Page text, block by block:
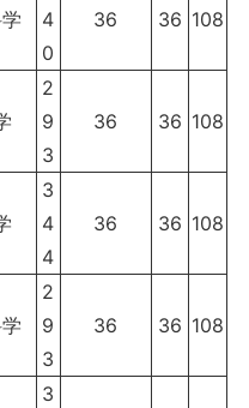
4
0
36 36 108
2
9
3
36 36 108
3
4
4
36 36 108
2
9
3
36 36 108
3